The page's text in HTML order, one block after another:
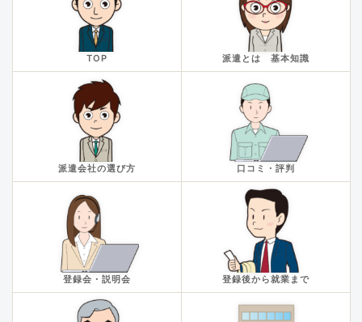
TOP 派遣とは 基本知識
派遣会社の選び方 口コミ・評判
登録会・説明会 登録後から就業まで